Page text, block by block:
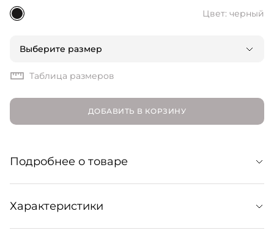
Цвет: черный
Выберите размер
Таблица размеров
ДОБАВИТЬ В КОРЗИНУ
Подробнее о товаре
Лаконичное и самодостаточное платье макси из
вискозного кади. Струящаяся фактура верха мягко
ниспадает и напоминает водную гладь, а полная длина
Характеристики